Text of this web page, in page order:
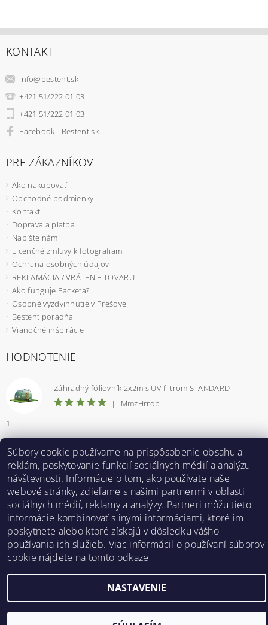
KONTAKT
info@bestent.sk
+421 51/222 01 03
+421 51/222 01 03
Facebook - Bestent.sk
PRE ZÁKAZNÍKOV
Ako nakupovať
Obchodné podmienky
Kontakt
Doprava a platba
Napíšte nám
Licenčné zmluvy k fotografiam
Ochrana osobných údajov
REKLAMÁCIA / VRÁTENIE TOVARU
Ako funguje Packeta?
Osobné vyzdvihnutie v Prešove
Bestent poradňa
Vianočné inšpirácie
HODNOTENIE
Záhradný fóliovník 2x2m s UV filtrom STANDARD
|
MmzHrrdb
1
Bestent.cz | Heureka.sk
2026 © BESTENT.sk, všetky práva vyhradené
Vytvoril Shoptet
Súbory cookie používame na prispôsobenie obsahu a
reklám, poskytovanie funkcií sociálnych médií a analýzu
návštevnosti. Informácie o tom, ako používate naše
webové stránky, zdieľame s našimi partnermi v oblasti
sociálnych médií, reklamy a analýzy. Partneri môžu tieto
informácie kombinovať s inými informáciami, ktoré im
poskytnete alebo ktoré získajú v dôsledku vášho
používania ich služieb. Viac informácií o používaní súborov
cookie nájdete na tomto odkaze
NASTAVENIE